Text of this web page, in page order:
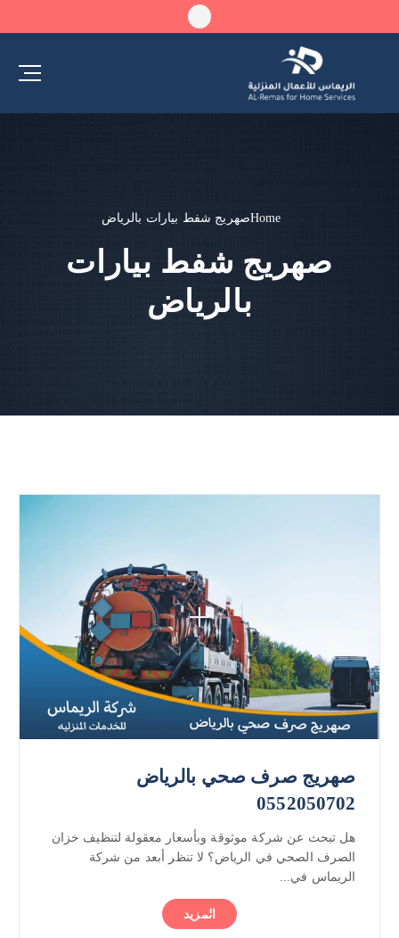
Homeصهريج شفط بيارات بالرياض
صهريج شفط بيارات
بالرياض
صهريج صرف صحي بالرياض
0552050702
هل تبحث عن شركة موثوقة وبأسعار معقولة لتنظيف خزان
الصرف الصحي في الرياض؟ لا تنظر أبعد من شركة
الريماس في...
المزيد